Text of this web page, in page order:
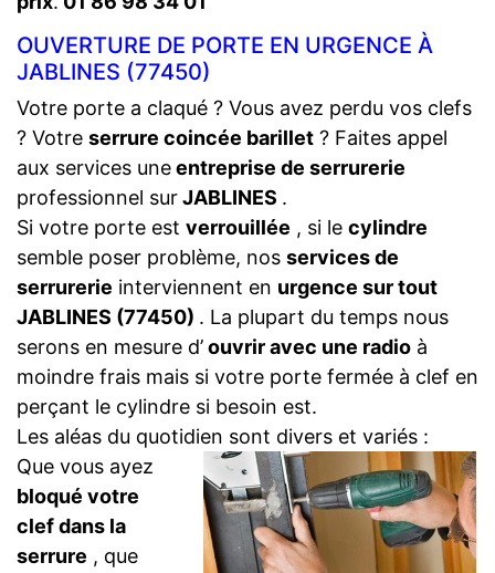
OUVERTURE DE PORTE EN URGENCE À
JABLINES (77450)
Votre porte a claqué ? Vous avez perdu vos clefs
? Votre serrure coincée barillet ? Faites appel
aux services uneentreprise de serrurerie
professionnel surJABLINES .
Si votre porte est verrouillée , si le cylindre
semble poser problème, nos services de
serrurerie interviennent en urgence sur tout
JABLINES (77450) . La plupart du temps nous
serons en mesure d’ouvrir avec une radio à
moindre frais mais si votre porte fermée à clef en
perçant le cylindre si besoin est.
Les aléas du quotidien sont divers et variés :
Que vous ayez
bloqué votre
clef dans la
serrure , que